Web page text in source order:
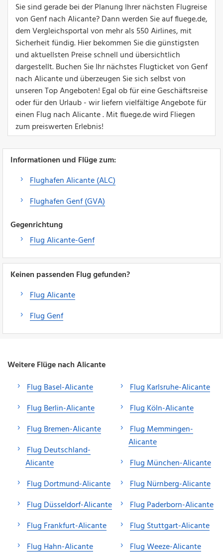
Sie sind gerade bei der Planung Ihrer nächsten Flugreise
von Genf nach Alicante? Dann werden Sie auf fluege.de,
dem Vergleichsportal von mehr als 550 Airlines, mit
Sicherheit fündig. Hier bekommen Sie die günstigsten
und aktuellsten Preise schnell und übersichtlich
dargestellt. Buchen Sie Ihr nächstes Flugticket von Genf
nach Alicante und überzeugen Sie sich selbst von
unseren Top Angeboten! Egal ob für eine Geschäftsreise
oder für den Urlaub - wir liefern vielfältige Angebote für
einen Flug nach Alicante . Mit fluege.de wird Fliegen
zum preiswerten Erlebnis!
Informationen und Flüge zum:
Flughafen Alicante (ALC)
Flughafen Genf (GVA)
Gegenrichtung
Flug Alicante-Genf
Keinen passenden Flug gefunden?
Flug Alicante
Flug Genf
Weitere Flüge nach Alicante
Flug Basel-Alicante
Flug Berlin-Alicante
Flug Bremen-Alicante
Flug Deutschland-
Alicante
Flug Dortmund-Alicante
Flug Düsseldorf-Alicante
Flug Frankfurt-Alicante
Flug Hahn-Alicante
Flug Karlsruhe-Alicante
Flug Köln-Alicante
Flug Memmingen-
Alicante
Flug München-Alicante
Flug Nürnberg-Alicante
Flug Paderborn-Alicante
Flug Stuttgart-Alicante
Flug Weeze-Alicante